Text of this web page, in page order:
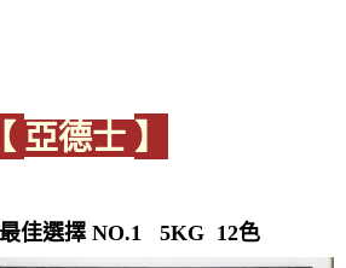
​【 亞德士 】
佳選擇 NO.1 5KG 12色